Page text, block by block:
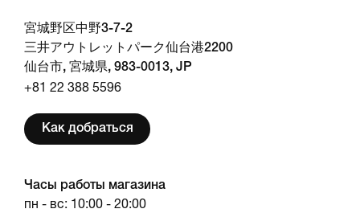
宮城野区中野3-7-2
三井アウトレットパーク仙台港2200
仙台市, 宮城県, 983-0013, JP
+81 22 388 5596
Как добраться
Часы работы магазина
пн - вс: 10:00 - 20:00